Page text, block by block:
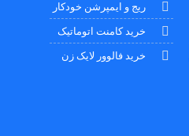
ریج و ایمپرشن خودکار
خرید کامنت اتوماتیک
خرید فالوور لایک زن